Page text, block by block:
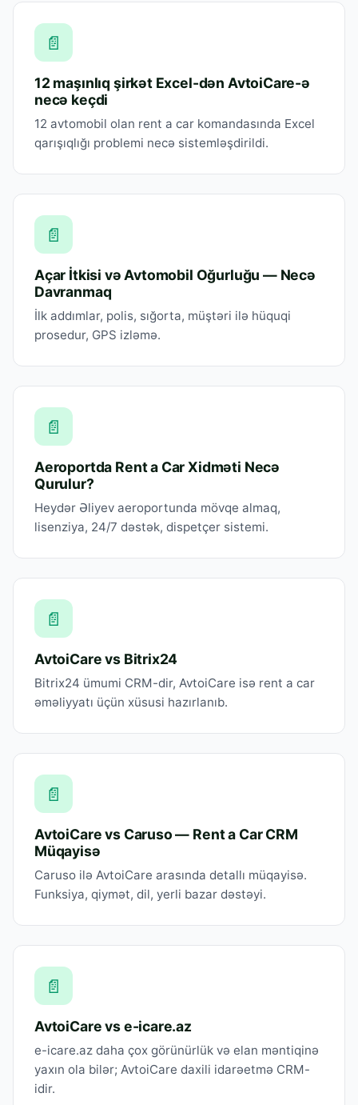
📄
12 maşınlıq şirkət Excel-dən AvtoiCare-ə
necə keçdi
12 avtomobil olan rent a car komandasında Excel
qarışıqlığı problemi necə sistemləşdirildi.
📄
Açar İtkisi və Avtomobil Oğurluğu — Necə
Davranmaq
İlk addımlar, polis, sığorta, müştəri ilə hüquqi
prosedur, GPS izləmə.
📄
Aeroportda Rent a Car Xidməti Necə
Qurulur?
Heydər Əliyev aeroportunda mövqe almaq,
lisenziya, 24/7 dəstək, dispetçer sistemi.
📄
AvtoiCare vs Bitrix24
Bitrix24 ümumi CRM-dir, AvtoiCare isə rent a car
əməliyyatı üçün xüsusi hazırlanıb.
📄
AvtoiCare vs Caruso — Rent a Car CRM
Müqayisə
Caruso ilə AvtoiCare arasında detallı müqayisə.
Funksiya, qiymət, dil, yerli bazar dəstəyi.
📄
AvtoiCare vs e-icare.az
e-icare.az daha çox görünürlük və elan məntiqinə
yaxın ola bilər; AvtoiCare daxili idarəetmə CRM-
idir.